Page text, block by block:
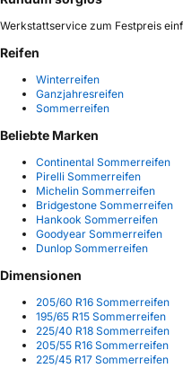
Werkstattservice zum Festpreis
Reifen
Winterreifen
Ganzjahresreifen
Sommerreifen
Beliebte Marken
Continental Sommerreifen
Pirelli Sommerreifen
Michelin Sommerreifen
Bridgestone Sommerreifen
Hankook Sommerreifen
Goodyear Sommerreifen
Dunlop Sommerreifen
Dimensionen
205/60 R16 Sommerreifen
195/65 R15 Sommerreifen
225/40 R18 Sommerreifen
205/55 R16 Sommerreifen
225/45 R17 Sommerreifen